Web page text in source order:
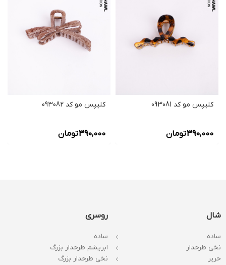
کلیپس مو کد 093081
390,000تومان
کلیپس مو کد 093082
390,000تومان
شال
ساده
نخی طرحدار
حریر
روسری
ساده
ابریشم طرحدار بزرگ
نخی طرحدار بزرگ